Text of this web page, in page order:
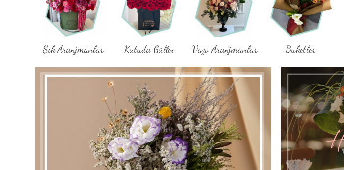
Şık Aranjmanlar Kutuda Güller Vazo Aranjmanlar Buketler